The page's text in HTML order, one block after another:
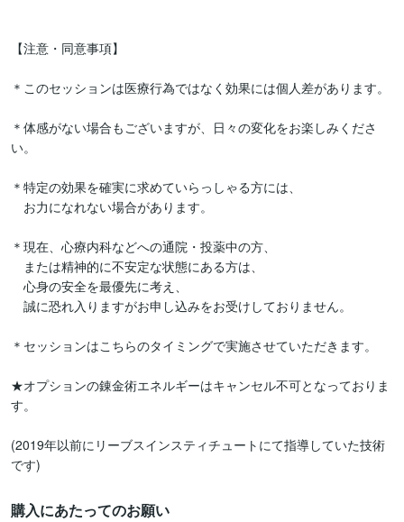
【注意・同意事項】
＊このセッションは医療行為ではなく効果には個人差があります。
＊体感がない場合もございますが、日々の変化をお楽しみくださ
い。
＊特定の効果を確実に求めていらっしゃる方には、
お力になれない場合があります。
＊現在、心療内科などへの通院・投薬中の方、
または精神的に不安定な状態にある方は、
心身の安全を最優先に考え、
誠に恐れ入りますがお申し込みをお受けしておりません。
＊セッションはこちらのタイミングで実施させていただきます。
★オプションの錬金術エネルギーはキャンセル不可となっておりま
す。
(2019年以前にリーブスインスティチュートにて指導していた技術
購入にあたってのお願い